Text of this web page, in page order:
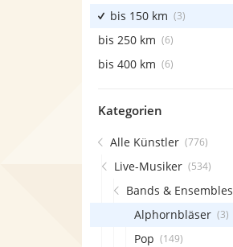
bis 150 km (3)
bis 250 km (6)
bis 400 km (6)
Kategorien
Alle Künstler (776)
Live-Musiker (534)
Bands & Ensembles
Alphornbläser (3)
Pop (149)